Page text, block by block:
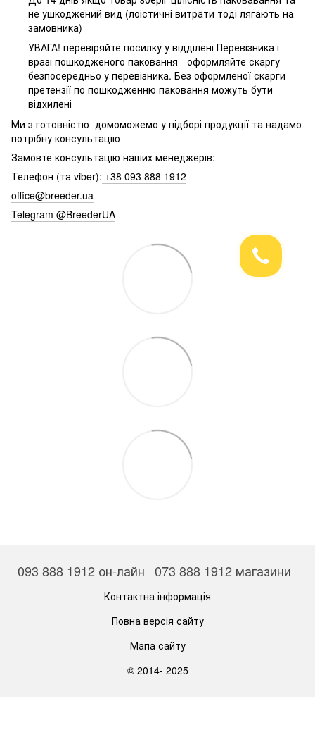
не ушкоджений вид (лоістичні витрати тоді лягають на
замовника)
УВАГА! перевіряйте посилку у відділені Перевізника і
вразі пошкодженого паковання - оформляйте скаргу
безпосередньо у перевізника. Без оформленої скарги -
претензії по пошкодженню паковання можуть бути
відхилені
Ми з готовністю домоможемо у підборі продукції та надамо
потрібну консультацію
Замовте консультацію наших менеджерів:
Телефон (та viber): +38 093 888 1912
office@breeder.ua
Telegram @BreederUA
093 888 1912 он-лайн 073 888 1912 магазини
Контактна інформація
Повна версія сайту
Мапа сайту
© 2014- 2025